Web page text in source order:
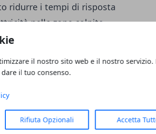
il nostro sito web e il nostro servizio.
il tuo consenso.
Rifiuta Opzionali Accetta
ridurre i tempi di risposta
nelle zone colpite
di condizioni
guasti e i tempi medi di
secondo Ireti, è
diversa organizzazione